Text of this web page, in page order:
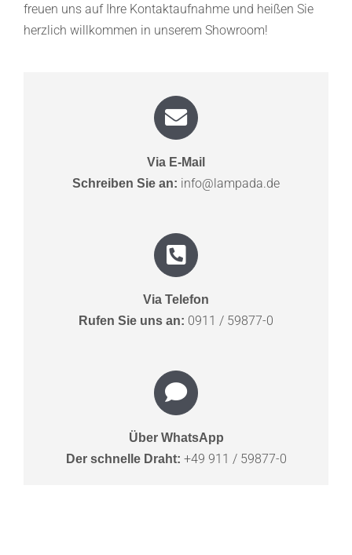
freuen uns auf Ihre Kontaktaufnahme und heißen Sie
herzlich willkommen in unserem Showroom!
Via E-Mail
Schreiben Sie an: info@lampada.de
Via Telefon
Rufen Sie uns an: 0911 / 59877-0
Über WhatsApp
Der schnelle Draht: +49 911 / 59877-0